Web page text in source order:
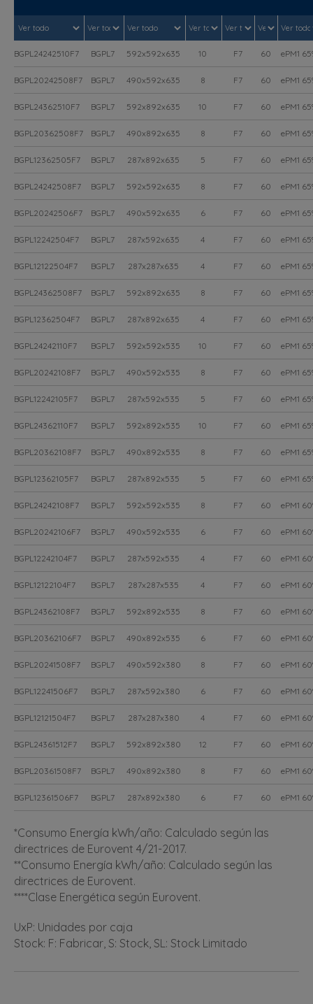
BGPL24242510F7 BGPL7 592x592x635 10 F7 60 ePM1
BGPL20242508F7 BGPL7 490x592x635 8 F7 60 ePM1
BGPL24362510F7 BGPL7 592x892x635 10 F7 60 ePM1
BGPL20362508F7 BGPL7 490x892x635 8 F7 60 ePM1
BGPL12362505F7 BGPL7 287x892x635 5 F7 60 ePM1
BGPL24242508F7 BGPL7 592x592x635 8 F7 60 ePM1
BGPL20242506F7 BGPL7 490x592x635 6 F7 60 ePM1
BGPL12242504F7 BGPL7 287x592x635 4 F7 60 ePM1
BGPL12122504F7 BGPL7 287x287x635 4 F7 60 ePM1
BGPL24362508F7 BGPL7 592x892x635 8 F7 60 ePM1
BGPL12362504F7 BGPL7 287x892x635 4 F7 60 ePM1
BGPL24242110F7 BGPL7 592x592x535 10 F7 60 ePM1
BGPL20242108F7 BGPL7 490x592x535 8 F7 60 ePM1
BGPL12242105F7 BGPL7 287x592x535 5 F7 60 ePM1
BGPL24362110F7 BGPL7 592x892x535 10 F7 60 ePM1
BGPL20362108F7 BGPL7 490x892x535 8 F7 60 ePM1
BGPL12362105F7 BGPL7 287x892x535 5 F7 60 ePM1
BGPL24242108F7 BGPL7 592x592x535 8 F7 60 ePM1
BGPL20242106F7 BGPL7 490x592x535 6 F7 60 ePM1
BGPL12242104F7 BGPL7 287x592x535 4 F7 60 ePM1
BGPL12122104F7 BGPL7 287x287x535 4 F7 60 ePM1
BGPL24362108F7 BGPL7 592x892x535 8 F7 60 ePM1
BGPL20362106F7 BGPL7 490x892x535 6 F7 60 ePM1
BGPL20241508F7 BGPL7 490x592x380 8 F7 60 ePM1
BGPL12241506F7 BGPL7 287x592x380 6 F7 60 ePM1
BGPL12121504F7 BGPL7 287x287x380 4 F7 60 ePM1
BGPL24361512F7 BGPL7 592x892x380 12 F7 60 ePM1
BGPL20361508F7 BGPL7 490x892x380 8 F7 60 ePM1
BGPL12361506F7 BGPL7 287x892x380 6 F7 60 ePM1
*Consumo Energía kWh/año: Calculado según las
directrices de Eurovent 4/21-2017.
**Consumo Energía kWh/año: Calculado según las
directrices de Eurovent.
****Clase Energética según Eurovent.
UxP: Unidades por caja
Stock: F: Fabricar, S: Stock, SL: Stock Limitado